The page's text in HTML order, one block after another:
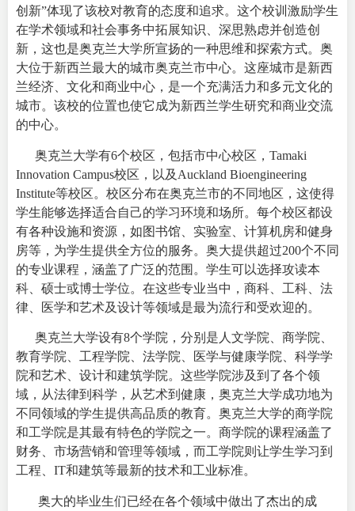
创新”体现了该校对教育的态度和追求。这个校训激励学生
在学术领域和社会事务中拓展知识、深思熟虑并创造创
新，这也是奥克兰大学所宣扬的一种思维和探索方式。 奥
大位于新西兰最大的城市奥克兰市中心。这座城市是新西
兰经济、文化和商业中心，是一个充满活力和多元文化的
城市。该校的位置也使它成为新西兰学生研究和商业交流
的中心。
奥克兰大学有6个校区，包括市中心校区，Tamaki
Innovation Campus校区，以及Auckland Bioengineering
Institute等校区。校区分布在奥克兰市的不同地区，这使得
学生能够选择适合自己的学习环境和场所。每个校区都设
有各种设施和资源，如图书馆、实验室、计算机房和健身
房等，为学生提供全方位的服务。奥大提供超过200个不同
的专业课程，涵盖了广泛的范围。学生可以选择攻读本
科、硕士或博士学位。在这些专业当中，商科、工科、法
律、医学和艺术及设计等领域是最为流行和受欢迎的。
奥克兰大学设有8个学院，分别是人文学院、商学院、
教育学院、工程学院、法学院、医学与健康学院、科学学
院和艺术、设计和建筑学院。这些学院涉及到了各个领
域，从法律到科学，从艺术到健康，奥克兰大学成功地为
不同领域的学生提供高品质的教育。 奥克兰大学的商学院
和工学院是其最有特色的学院之一。商学院的课程涵盖了
财务、市场营销和管理等领域，而工学院则让学生学习到
工程、IT和建筑等最新的技术和工业标准。
奥大的毕业生们已经在各个领域中做出了杰出的成